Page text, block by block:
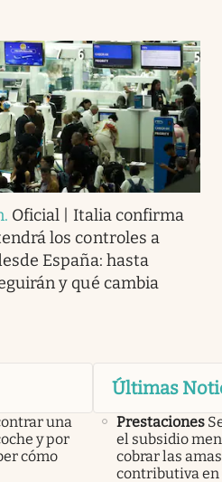
. Oficial | Italia confirma
los controles a
España: hasta
y qué cambia
una
y por
cómo
Últimas
Prestaciones
el subsidio
cobrar las
contributiva en